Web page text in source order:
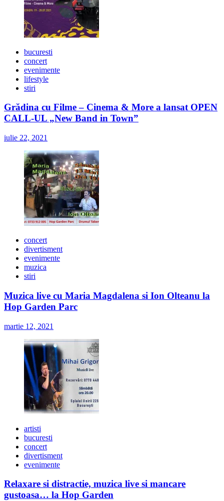
bucuresti
concert
evenimente
lifestyle
stiri
Grădina cu Filme – Cinema & More a lansat OPEN
CALL-UL „New Band in Town”
iulie 22, 2021
concert
divertisment
evenimente
muzica
stiri
Muzica live cu Maria Magdalena si Ion Olteanu la
Hop Garden Parc
martie 12, 2021
artisti
bucuresti
concert
divertisment
evenimente
Relaxare si distractie, muzica live si mancare
gustoasa… la Hop Garden